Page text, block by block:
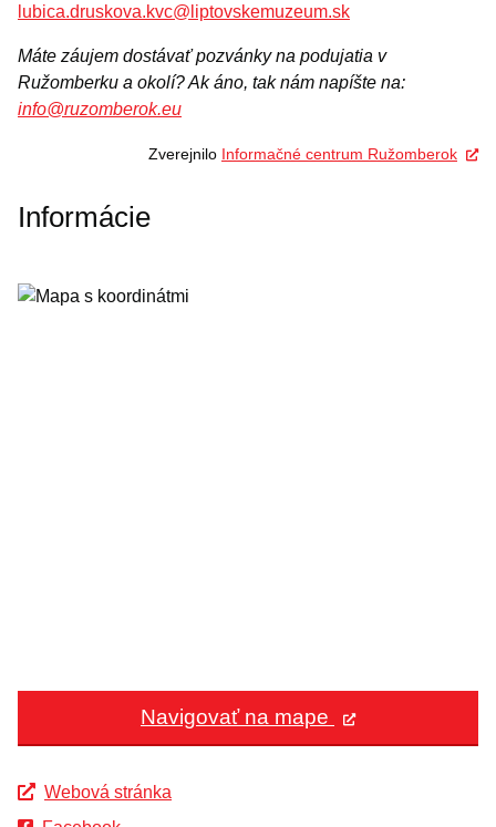
lubica.druskova.kvc@liptovskemuzeum.sk
Máte záujem dostávať pozvánky na podujatia v
Ružomberku a okolí? Ak áno, tak nám napíšte na:
info@ruzomberok.eu
Zverejnilo Informačné centrum Ružomberok
Informácie
Navigovať na mape
Webová stránka